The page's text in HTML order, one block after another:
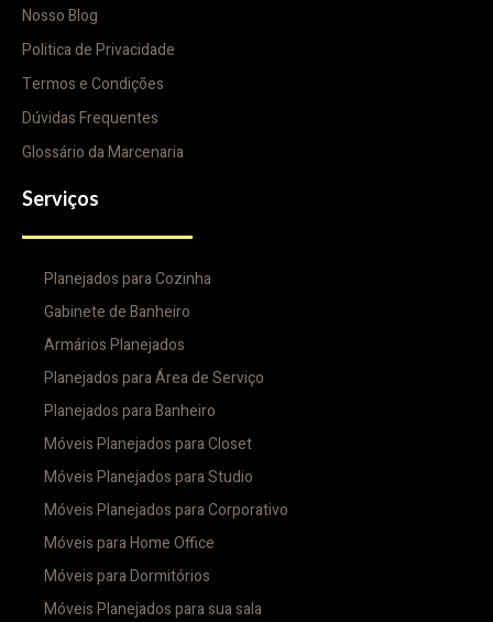
Nosso Blog
Politica de Privacidade
Termos e Condições
Dúvidas Frequentes
Glossário da Marcenaria
Serviços
Planejados para Cozinha
Gabinete de Banheiro
Armários Planejados
Planejados para Área de Serviço
Planejados para Banheiro
Móveis Planejados para Closet
Móveis Planejados para Studio
Móveis Planejados para Corporativo
Móveis para Home Office
Móveis para Dormitórios
Móveis Planejados para sua sala